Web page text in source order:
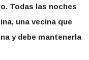
Todas las noches
una vecina que
y debe mantenerla